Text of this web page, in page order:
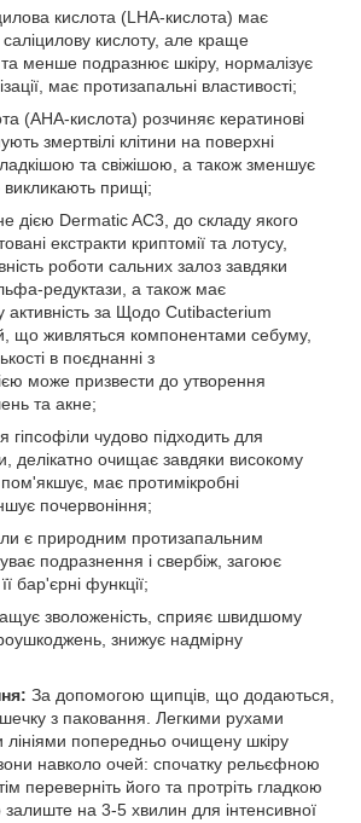
кислота (LHA-кислота) має
саліцилову кислоту, але краще
менше подразнює шкіру, нормалізує
має протизапальні властивості;
(AHA-кислота) розчиняє кератинові
змертвілі клітини на поверхні
та свіжішою, а також зменшує
викликають прищі;
дією Dermatic AC3, до складу якого
екстракти криптомії та лотусу,
роботи сальних залоз завдяки
редуктази, а також має
активність за Щодо Cutibacterium
що живляться компонентами себуму,
в поєднанні з
може призвести до утворення
та акне;
гіпсофіли чудово підходить для
делікатно очищає завдяки високому
пом'якшує, має протимікробні
почервоніння;
є природним протизапальним
подразнення і свербіж, загоює
бар'єрні функції;
зволоженість, сприяє швидшому
знижує надмірну
За допомогою щипців, що додаються,
з паковання. Легкими рухами
лініями попередньо очищену шкіру
навколо очей: спочатку рельєфною
переверніть його та протріть гладкою
на 3-5 хвилин для інтенсивної